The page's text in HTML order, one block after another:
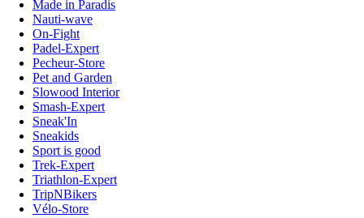
Made in Paradis
Nauti-wave
On-Fight
Padel-Expert
Pecheur-Store
Pet and Garden
Slowood Interior
Smash-Expert
Sneak'In
Sneakids
Sport is good
Trek-Expert
Triathlon-Expert
TripNBikers
Vélo-Store